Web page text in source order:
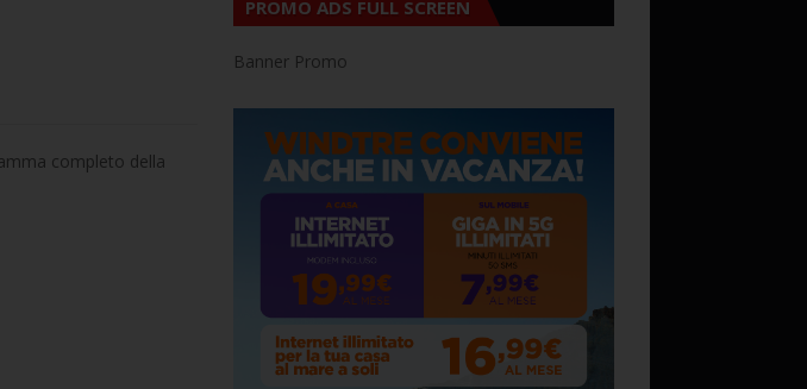
completo della
PROMO ADS FULL SCREEN
Banner Promo